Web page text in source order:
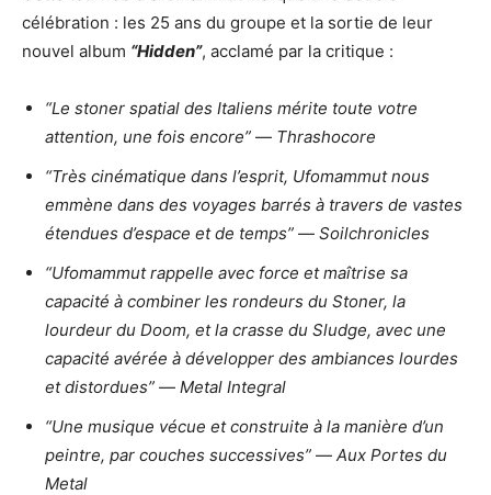
célébration : les 25 ans du groupe et la sortie de leur
nouvel album “Hidden”, acclamé par la critique :
“Le stoner spatial des Italiens mérite toute votre
attention, une fois encore” — Thrashocore
“Très cinématique dans l’esprit, Ufomammut nous
emmène dans des voyages barrés à travers de vastes
étendues d’espace et de temps” — Soilchronicles
“Ufomammut rappelle avec force et maîtrise sa
capacité à combiner les rondeurs du Stoner, la
lourdeur du Doom, et la crasse du Sludge, avec une
capacité avérée à développer des ambiances lourdes
et distordues” — Metal Integral
“Une musique vécue et construite à la manière d’un
peintre, par couches successives” — Aux Portes du
Metal